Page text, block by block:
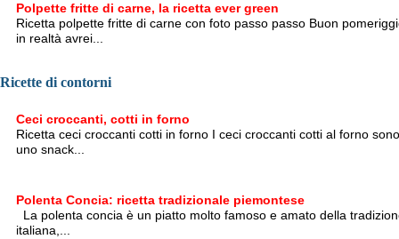
Polpette fritte di carne, la ricetta ever green
Ricetta polpette fritte di carne con foto passo passo Buon
in realtà avrei...
Ricette di contorni
Ceci croccanti, cotti in forno
Ricetta ceci croccanti cotti in forno I ceci croccanti cotti al forno sono
uno snack...
Polenta Concia: ricetta tradizionale piemontese
La polenta concia è un piatto molto famoso e amato della
italiana,...